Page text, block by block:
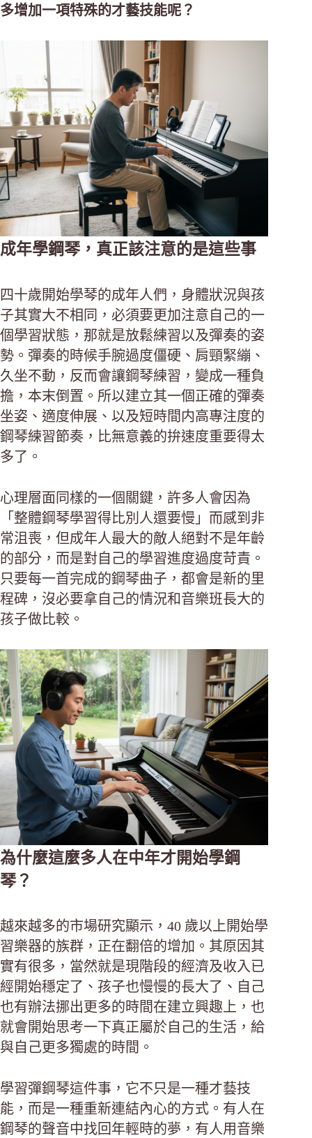
多增加一項特殊的才藝技能呢？
成年學鋼琴，真正該注意的是這些事
四十歲開始學琴的成年人們，身體狀況與孩
子其實大不相同，必須要更加注意自己的一
個學習狀態，那就是放鬆練習以及彈奏的姿
勢。彈奏的時候手腕過度僵硬、肩頸緊繃、
久坐不動，反而會讓鋼琴練習，變成一種負
擔，本末倒置。所以建立其一個正確的彈奏
坐姿、適度伸展、以及短時間内高專注度的
鋼琴練習節奏，比無意義的拚速度重要得太
多了。
心理層面同樣的一個關鍵，許多人會因為
「整體鋼琴學習得比別人還要慢」而感到非
常沮喪，但成年人最大的敵人絕對不是年齡
的部分，而是對自己的學習進度過度苛責。
只要每一首完成的鋼琴曲子，都會是新的里
程碑，沒必要拿自己的情況和音樂班長大的
孩子做比較。
為什麼這麼多人在中年才開始學鋼
琴？
越來越多的市場研究顯示，40 歲以上開始學
習樂器的族群，正在翻倍的增加。其原因其
實有很多，當然就是現階段的經濟及收入已
經開始穩定了、孩子也慢慢的長大了、自己
也有辦法挪出更多的時間在建立興趣上，也
就會開始思考一下真正屬於自己的生活，給
與自己更多獨處的時間。
學習彈鋼琴這件事，它不只是一種才藝技
能，而是一種重新連結內心的方式。有人在
鋼琴的聲音中找回年輕時的夢，有人用音樂